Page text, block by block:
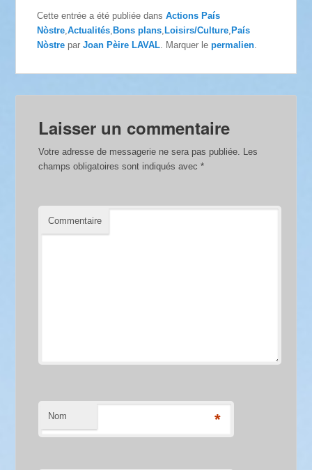
Cette entrée a été publiée dansActions País
Nòstre ,Actualités ,Bons plans ,Loisirs/Culture ,País
Nòstre parJoan Pèire LAVAL . Marquer lepermalien
Laisser un commentaire
Votre adresse de messagerie ne sera pas publiée. Les
champs obligatoires sont indiqués avec*
Commentaire
Nom *